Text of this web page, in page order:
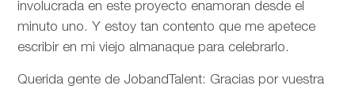
involucrada en este proyecto enamoran desde el
minuto uno. Y estoy tan contento que me apetece
escribir en mi viejo almanaque para celebrarlo.
Querida gente de JobandTalent: Gracias por vuestra